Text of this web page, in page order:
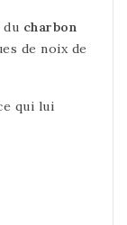
charbon
de noix de
qui lui